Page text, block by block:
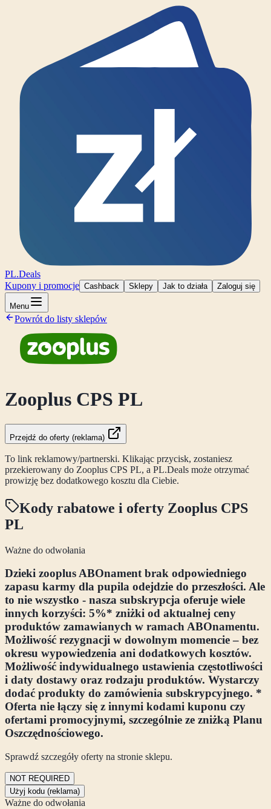
PL.Deals
Kupony i promocje Cashback Sklepy Jak to działa Zaloguj się
Menu
Powrót do listy sklepów
Zooplus CPS PL
Przejdź do oferty (reklama)
To link reklamowy/partnerski. Klikając przycisk, zostaniesz
przekierowany do Zooplus CPS PL, a PL.Deals może otrzymać
prowizję bez dodatkowego kosztu dla Ciebie.
Kody rabatowe i oferty Zooplus CPS
PL
Ważne do odwołania
Dzieki zooplus ABOnament brak odpowiedniego
zapasu karmy dla pupila odejdzie do przeszłości. Ale
to nie wszystko - nasza subskrypcja oferuje wiele
innych korzyści: 5%* zniżki od aktualnej ceny
produktów zamawianych w ramach ABOnamentu.
Możliwość rezygnacji w dowolnym momencie – bez
okresu wypowiedzenia ani dodatkowych kosztów.
Możliwość indywidualnego ustawienia częstotliwości
i daty dostawy oraz rodzaju produktów. Wystarczy
dodać produkty do zamówienia subskrypcyjnego. *
Oferta nie łączy się z innymi kodami kuponu czy
ofertami promocyjnymi, szczególnie ze zniżką Planu
Oszczędnościowego.
Sprawdź szczegóły oferty na stronie sklepu.
NOT REQUIRED
Użyj kodu (reklama)
Ważne do odwołania